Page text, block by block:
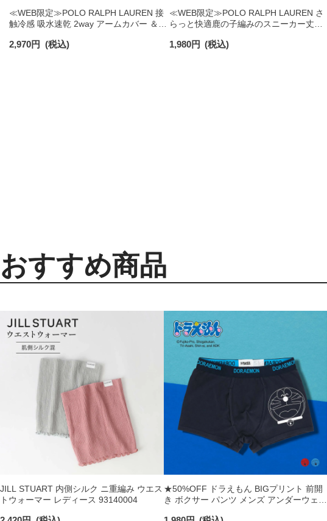
≪WEB限定≫POLO RALPH LAUREN 接
触冷感 吸水速乾 2way アームカバー ＆
2,970円 (税込)
≪WEB限定≫POLO RALPH LAUREN さ
らっと快適鹿の子編みのスニーカー丈ソ
ズ レディース 92022800
1,980円 (税込)
おすすめ商品
JILL STUART 内側シルク ニ重編み ウエス
トウォーマー レディース 93140004
★50%OFF ドラえもん BIGプリント 前開
き ボクサー パンツ メンズ アンダーウェア